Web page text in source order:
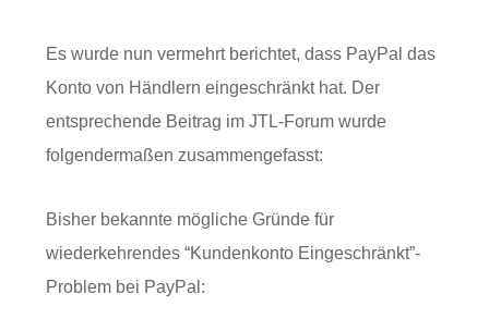
Es wurde nun vermehrt berichtet, dass PayPal das
Konto von Händlern eingeschränkt hat. Der
entsprechende Beitrag im JTL-Forum wurde
folgendermaßen zusammengefasst:
Bisher bekannte mögliche Gründe für
wiederkehrendes “Kundenkonto Eingeschränkt”-
Problem bei PayPal: